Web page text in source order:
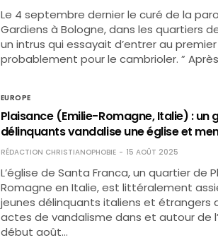
Le 4 septembre dernier le curé de la
Gardiens à Bologne, dans les quartiers
un intrus qui essayait d’entrer au
probablement pour le cambrioler. ”
EUROPE
Plaisance (Emilie-Romagne, Italie) : un
délinquants vandalise une église et
RÉDACTION CHRISTIANOPHOBIE 15 AOÛT 2025
L’église de Santa Franca, un quartier de
Romagne en Italie, est littéralement
jeunes délinquants italiens et
actes de vandalisme dans et autour de
début août…